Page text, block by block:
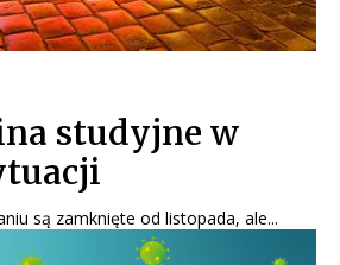
studyjne w
są zamknięte od listopada, ale...